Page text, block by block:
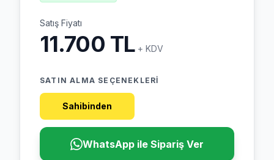
Satış Fiyatı
11.700 TL + KDV
SATIN ALMA SEÇENEKLERI
Sahibinden
WhatsApp ile Sipariş Ver